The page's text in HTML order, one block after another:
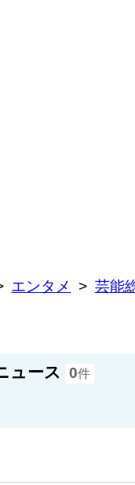
エンタメ 芸能
ュース 0件